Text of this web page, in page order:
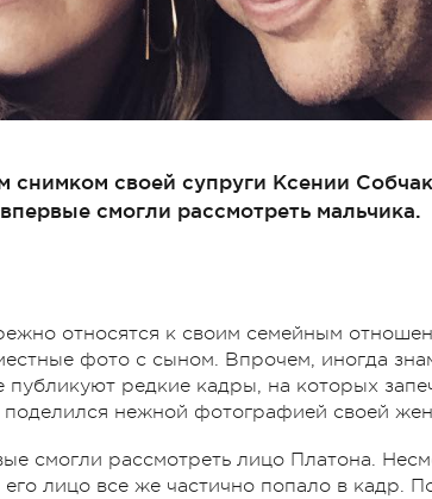
своей супруги Ксении
смогли рассмотреть мальчика.
относятся к своим семейным
фото с сыном. Впрочем, иногда
редкие кадры, на которых
нежной фотографией своей
смогли рассмотреть лицо Платона.
лицо все же частично попало в кадр.